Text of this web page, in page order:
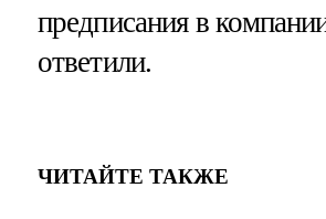
предписания в
ответили.
ЧИТАЙТЕ ТАКЖЕ